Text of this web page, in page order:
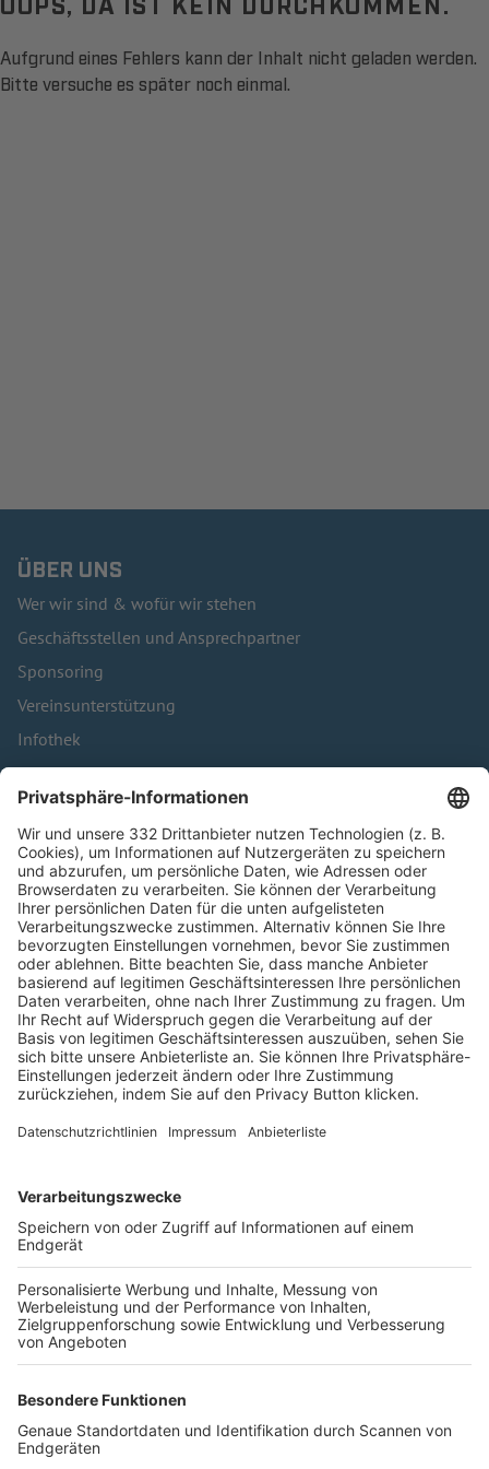
Aufgrund eines Fehlers kann der Inhalt nicht geladen werden.
Bitte versuche es später noch einmal.
ÜBER UNS
Wer wir sind & wofür wir stehen
Geschäftsstellen und Ansprechpartner
Sponsoring
Vereinsunterstützung
Infothek
Kontakt
HÄUFIG BESUCHTE SEITEN
Pässe und Vereinswechsel
Trainerausbildung
Schulungsangebot Vereinsmitarbeiter
BFV-Geschäftsstellen
Trainerbörse
Login SpielPlus
FOLGE DEM BFV
TOP-VEREINE
TOP-PARTNER